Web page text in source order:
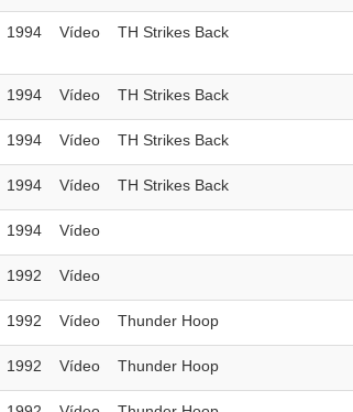
1994 Vídeo TH Strikes Back
1994 Vídeo TH Strikes Back
1994 Vídeo TH Strikes Back
1994 Vídeo TH Strikes Back
1994 Vídeo
1992 Vídeo
1992 Vídeo Thunder Hoop
1992 Vídeo Thunder Hoop